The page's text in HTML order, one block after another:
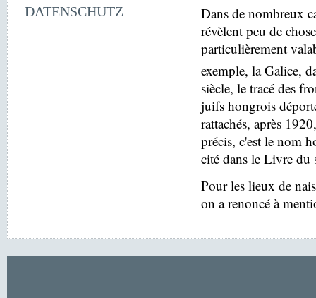
DATENSCHUTZ
Dans de nombreux
révèlent peu de
particulièrement
exemple, la Galice,
siècle, le tracé des
juifs hongrois
rattachés, après
précis, c'est le nom
cité dans le Livre du
Pour les lieux de
on a renoncé à